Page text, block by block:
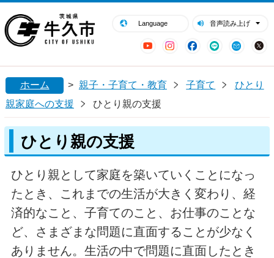
Language 音声読み上げ
YouTubeInstagram
Facebook
LINE Mail
閉じる
ホーム > 親子・子育て・教育 子育て
ひとり
親家庭への支援
ひとり親の支援
ひとり親の支援
ひとり親として家庭を築いていくことになっ
たとき、これまでの生活が大きく変わり、経
済的なこと、子育てのこと、お仕事のことな
ど、さまざまな問題に直面することが少なく
ありません。生活の中で問題に直面したとき